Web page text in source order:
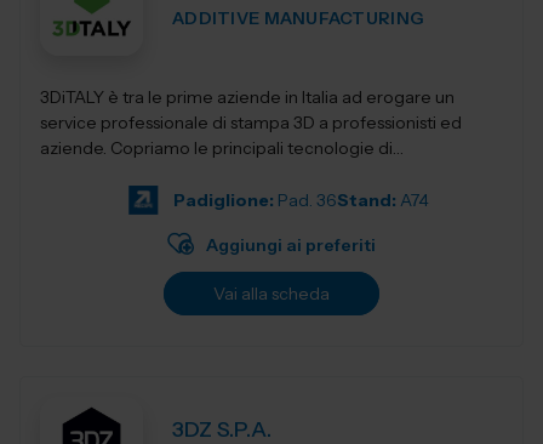
ADDITIVE MANUFACTURING
3DiTALY è tra le prime aziende in Italia ad erogare un
service professionale di stampa 3D a professionisti ed
aziende. Copriamo le principali tecnologie di
Padiglione: Pad. 36Stand: A74
Aggiungi ai preferiti
Vai alla scheda
3DZ S.P.A.